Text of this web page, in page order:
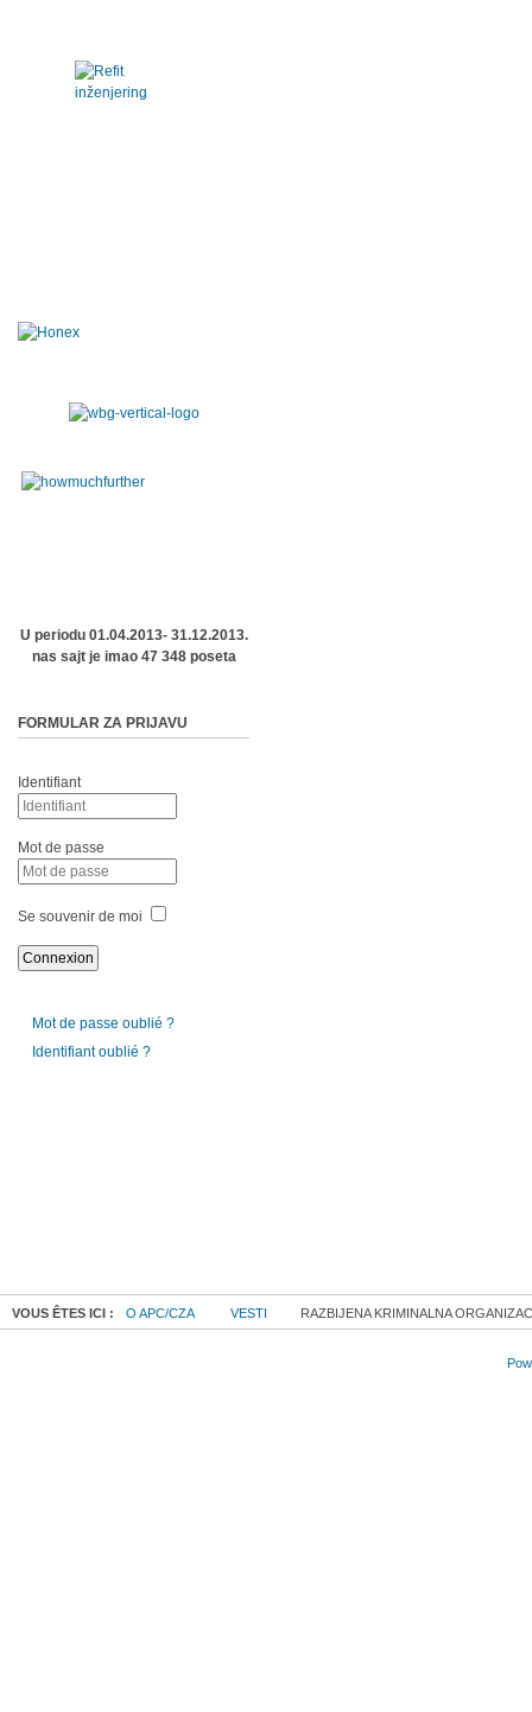
U periodu 01.04.2013- 31.12.2013.
nas sajt je imao 47 348 poseta
FORMULAR ZA PRIJAVU
Identifiant
Mot de passe
Se souvenir de moi
Mot de passe oublié ?
Identifiant oublié ?
VOUS ÊTES ICI : O APC/CZA VESTI RAZBIJENA KRIMINALNA